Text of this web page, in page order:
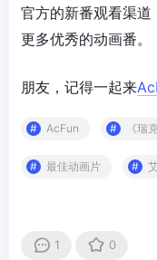
官方的新番观看渠
更多优秀的动画番。
朋友，记得一起来
AcFun 《瑞
最佳动画片
1 0